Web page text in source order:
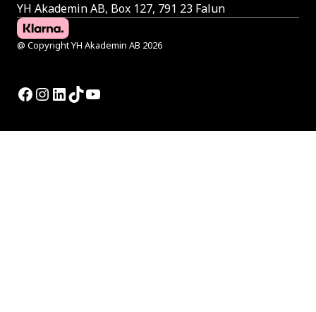
YH Akademin AB, Box 127, 791 23 Falun
@ Copyright YH Akademin AB 2026
Facebook
Instagram
LinkedIn
TikTok
YouTube